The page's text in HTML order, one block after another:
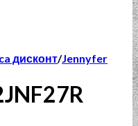
дисконт/Jennyfer